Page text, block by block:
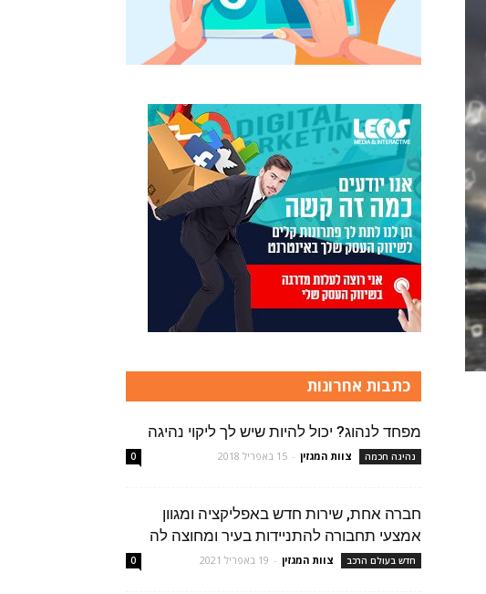
כתבות אחרונות
מפחד לנהוג? יכול להיות שיש לך ליקוי נהיגה
נהיגה חכמה צוות המגזין - 15 באפריל 2018 0
חברה אחת, שירות חדש באפליקציה ומגוון
אמצעי תחבורה להתניידות בעיר ומחוצה לה
חדש בעולם הרכב צוות המגזין - 19 באפריל 2021 0